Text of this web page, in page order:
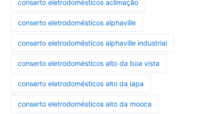
conserto eletrodomésticos aclimação
conserto eletrodomésticos alphaville
conserto eletrodomésticos alphaville industrial
conserto eletrodomésticos alto da boa vista
conserto eletrodomésticos alto da lapa
conserto eletrodomésticos alto da mooca